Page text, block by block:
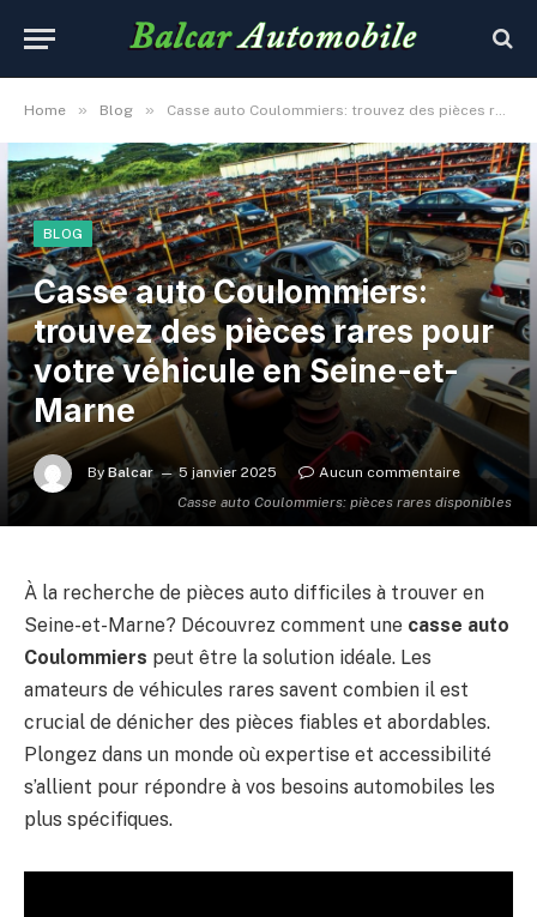
Home » Blog » Casse auto Coulommiers: trouvez des pièces rares pour votre véhicule en Seine-et-Marne
Casse auto Coulommiers: pièces rares disponibles
BLOG
Casse auto Coulommiers:
trouvez des pièces rares pour
votre véhicule en Seine-et-
Marne
By Balcar 5 janvier 2025 Aucun commentaire
À la recherche de pièces auto difficiles à trouver en
Seine-et-Marne? Découvrez comment une casse auto
Coulommiers peut être la solution idéale. Les
amateurs de véhicules rares savent combien il est
crucial de dénicher des pièces fiables et abordables.
Plongez dans un monde où expertise et accessibilité
s’allient pour répondre à vos besoins automobiles les
plus spécifiques.